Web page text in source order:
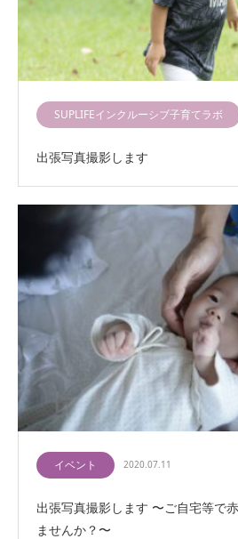
SUPLIFEインクルーシブ子育てラボ
出張写真撮影します
イベント 2020.07.11
出張写真撮影します 〜ご自宅等で
ませんか？〜